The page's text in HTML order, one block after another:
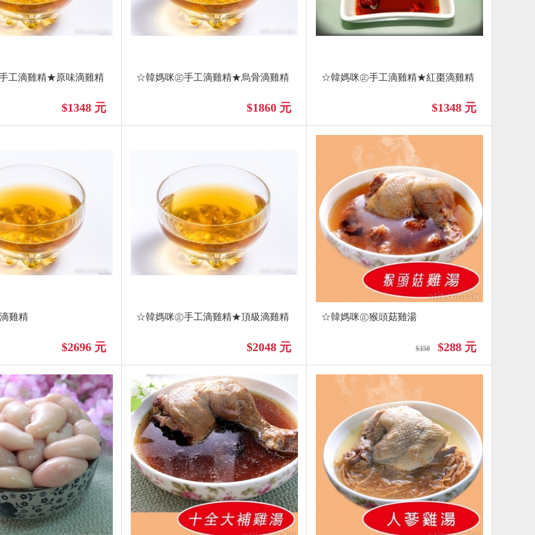
工滴雞精★原味滴雞精
$1348 元
☆韓媽咪㊣手工滴雞精★烏骨滴雞精
$1860 元
☆韓媽咪㊣手工滴雞精★紅棗滴雞精
$1348 元
雞精
$2696 元
☆韓媽咪㊣手工滴雞精★頂級滴雞精
$2048 元
☆韓媽咪㊣猴頭菇雞湯
$350 $288 元